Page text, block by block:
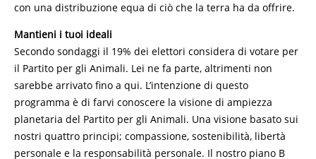
con una distribuzione equa di ciò che la terra ha da offrire.
Mantieni i tuoi ideali
Secondo sondaggi il 19% dei elettori considera di votare per
il Partito per gli Animali. Lei ne fa parte, altrimenti non
sarebbe arrivato fino a qui. L’intenzione di questo
programma è di farvi conoscere la visione di ampiezza
planetaria del Partito per gli Animali. Una visione basato sui
nostri quattro principi; compassione, sostenibilità, libertà
personale e la responsabilità personale. Il nostro piano B